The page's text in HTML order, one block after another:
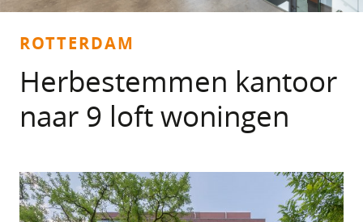
ROTTERDAM
Herbestemmen kantoor
naar 9 loft woningen